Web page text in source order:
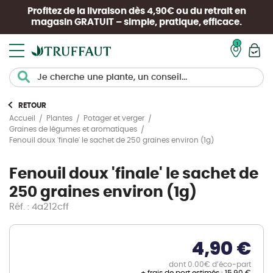
Profitez de la livraison dès 4,90€ ou du retrait en
magasin GRATUIT – simple, pratique, efficace.
RETOUR
Accueil
Plantes
Potager et verger
Graines de légumes et aromatiques
Fenouil doux 'finale' le sachet de 250 graines environ (1g)
Fenouil doux 'finale' le sachet de
250 graines environ (1g)
Réf. : 4a212cff
4,90 €
dont 0.00€ d’éco-part